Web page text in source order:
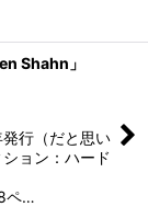
Shahn」
行（だと思い
ョン：ハード
ペ…